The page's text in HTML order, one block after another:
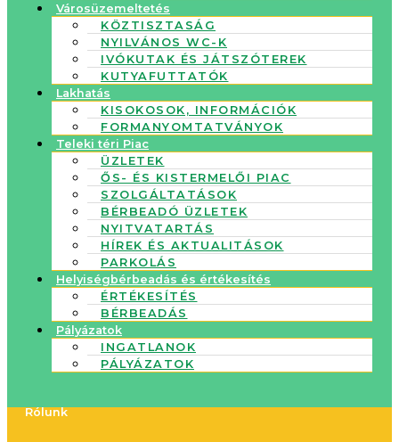
Városüzemeltetés
KÖZTISZTASÁG
NYILVÁNOS WC-K
IVÓKUTAK ÉS JÁTSZÓTEREK
KUTYAFUTTATÓK
Lakhatás
KISOKOSOK, INFORMÁCIÓK
FORMANYOMTATVÁNYOK
Teleki téri Piac
ÜZLETEK
ŐS- ÉS KISTERMELŐI PIAC
SZOLGÁLTATÁSOK
BÉRBEADÓ ÜZLETEK
NYITVATARTÁS
HÍREK ÉS AKTUALITÁSOK
PARKOLÁS
Helyiségbérbeadás és értékesítés
ÉRTÉKESÍTÉS
BÉRBEADÁS
Pályázatok
INGATLANOK
PÁLYÁZATOK
Rólunk